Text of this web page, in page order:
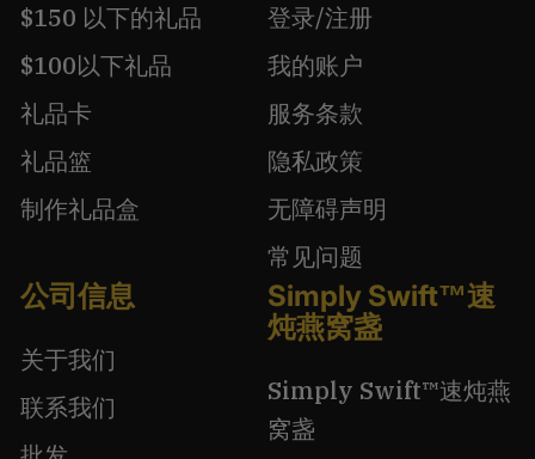
$150 以下的礼品
$100以下礼品
礼品卡
礼品篮
制作礼品盒
登录/注册
我的账户
服务条款
隐私政策
无障碍声明
常见问题
公司信息
关于我们
联系我们
Simply Swift™速
炖燕窝盏
Simply Swift™速炖燕
窝盏